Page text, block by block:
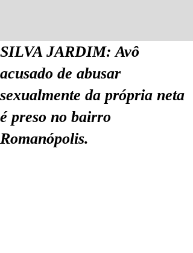
SILVA JARDIM: Avô
acusado de abusar
sexualmente da própria neta
é preso no bairro
Romanópolis.